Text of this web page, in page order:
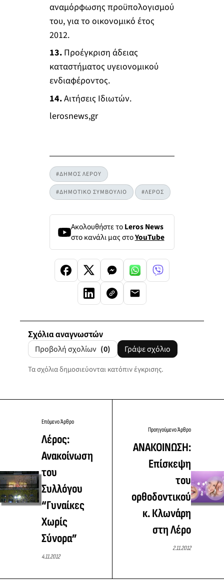
αναμόρφωσης προϋπολογισμού
του, για το οικονομικό έτος
2012.
13.Προέγκριση άδειας
καταστήματος υγειονομικού
ενδιαφέροντος.
14.Αιτήσεις Ιδιωτών.
lerosnews,gr
#ΔΗΜΟΣ ΛΕΡΟΥ
#ΔΗΜΟΤΙΚΟ ΣΥΜΒΟΥΛΙΟ #ΛΕΡΟΣ
Ακολουθήστε τοLeros News
στο κανάλι μας στοYouTube
Σχόλια αναγνωστών
Προβολή σχολίων (0) Γράψε σχόλιο
Τα σχόλια δημοσιεύονται κατόπιν έγκρισης.
Επόμενο Άρθρο
Λέρος:
Ανακοίνωση
του
Συλλόγου
“Γυναίκες
Χωρίς
Σύνορα”
4.11.2012
Προηγούμενο Άρθρο
ΑΝΑΚΟΙΝΩΣΗ:
Επίσκεψη
του
ορθοδοντικού
κ. Κλωνάρη
στη Λέρο
2.11.2012